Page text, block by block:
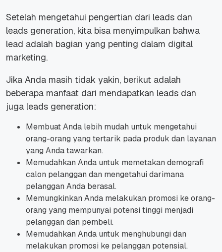
Setelah mengetahui pengertian dari leads dan
leads generation, kita bisa menyimpulkan bahwa
lead adalah bagian yang penting dalam digital
marketing.
Jika Anda masih tidak yakin, berikut adalah
beberapa manfaat dari mendapatkan leads dan
juga leads generation:
Membuat Anda lebih mudah untuk mengetahui
orang-orang yang tertarik pada produk dan layanan
yang Anda tawarkan.
Memudahkan Anda untuk memetakan demografi
calon pelanggan dan mengetahui darimana
pelanggan Anda berasal.
Memungkinkan Anda melakukan promosi ke orang-
orang yang mempunyai potensi tinggi menjadi
pelanggan dan pembeli.
Memudahkan Anda untuk menghubungi dan
melakukan promosi ke pelanggan potensial.